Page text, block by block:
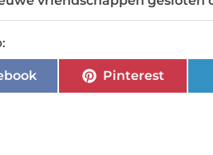
Pinterest